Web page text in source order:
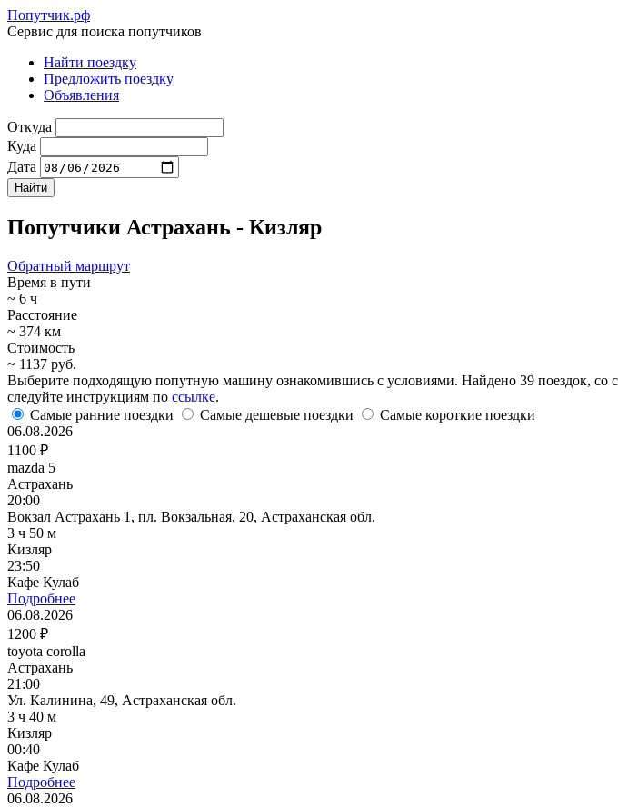
Попутчик.рф
Сервис для поиска попутчиков
Найти поездку
Предложить поездку
Объявления
Откуда
Куда
Дата
Попутчики Астрахань - Кизляр
Обратный маршрут
Время в пути
~ 6 ч
Расстояние
~ 374 км
Стоимость
~ 1137 руб.
Выберите подходящую попутную машину ознакомившись с условиями. Найдено 39 поездок, со
следуйте инструкциям по ссылке.
Самые ранние поездки
Самые дешевые поездки
Самые короткие поездки
06.08.2026
1100 ₽
mazda 5
Астрахань
20:00
Вокзал Астрахань 1, пл. Вокзальная, 20, Астраханская обл.
3 ч 50 м
Кизляр
23:50
Кафе Кулаб
Подробнее
06.08.2026
1200 ₽
toyota corolla
Астрахань
21:00
Ул. Калинина, 49, Астраханская обл.
3 ч 40 м
Кизляр
00:40
Кафе Кулаб
Подробнее
06.08.2026